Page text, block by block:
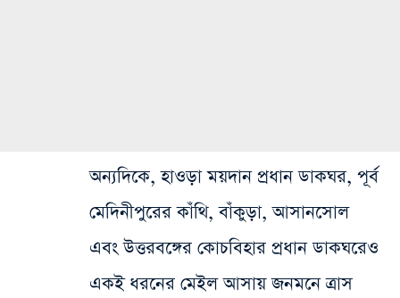
অন্যদিকে, হাওড়া ময়দান প্রধান ডাকঘর, পূর্ব
মেদিনীপুরের কাঁথি, বাঁকুড়া, আসানসোল
এবং উত্তরবঙ্গের কোচবিহার প্রধান ডাকঘরেও
একই ধরনের মেইল আসায় জনমনে ত্রাস